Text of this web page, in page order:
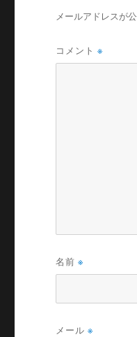
メールアドレスが
コメント※
名前※
メール※